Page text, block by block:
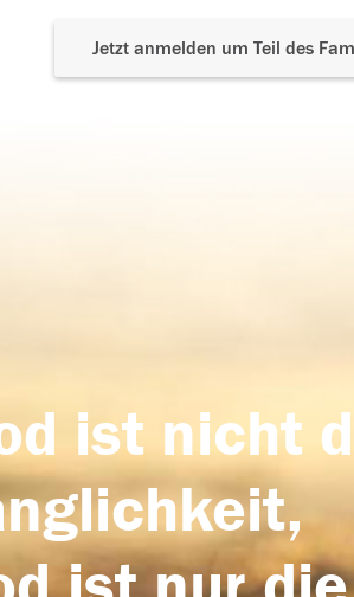
Jetzt anmelden um Teil des
ist nicht